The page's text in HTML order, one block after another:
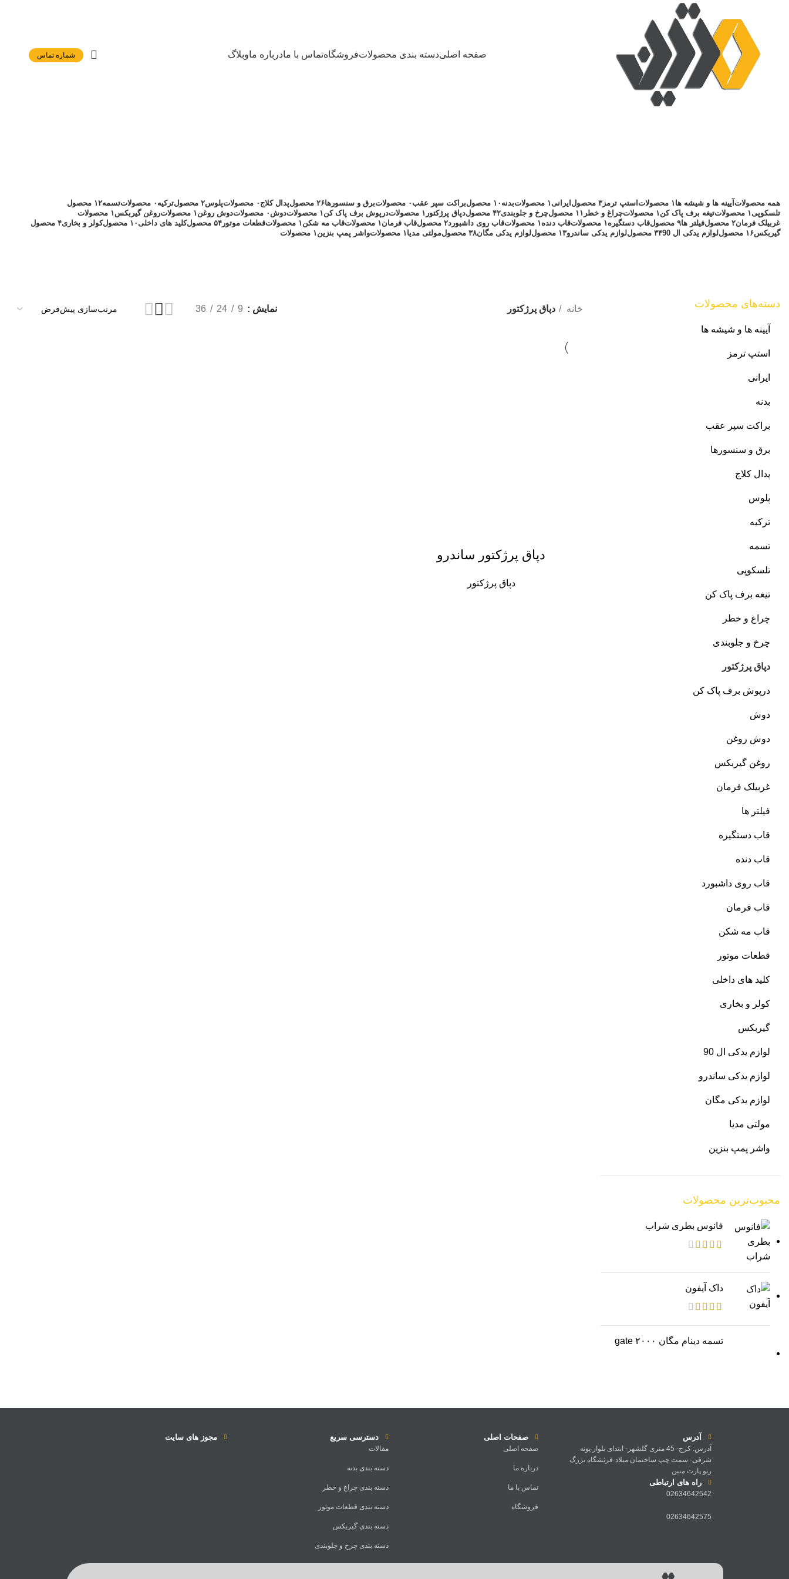
صفحه اصلیدسته بندی محصولاتفروشگاهتماس با مادرباره ماوبلاگ شماره تماس
همه محصولات آیینه ها و شیشه ها ۱ محصولات استپ ترمز ۳ محصول ایرانی۱ محصولات بدنه ۱۰ محصول براکت سپر عقب۰ محصولات برق و سنسورها۲۶ محصول پدال کلاج ۰ محصولات پلوس۲ محصول ترکیه ۰ محصولات تسمه۱۲ محصول
تلسکوپی۱ محصولات تیغه برف پاک کن ۱ محصولات چراغ و خطر ۱۱ محصول چرخ و جلوبندی۴۲ محصول دپاق پرژکتور ۱ محصولات درپوش برف پاک کن ۱ محصولات دوش ۰ محصولات دوش روغن ۱ محصولات روغن گیربکس ۱ محصولات
غربیلک فرمان۲ محصول فیلتر ها۹ محصول قاب دستگیره ۱ محصولات قاب دنده ۱ محصولات قاب روی داشبورد۲ محصول قاب فرمان ۱ محصولات قاب مه شکن ۱ محصولات قطعات موتور ۵۴ محصول کلید های داخلی۱۰ محصول کولر و بخاری۴ محصول
گیربکس۱۶ محصول لوازم یدکی ال 90 ۳۴ محصول لوازم یدکی ساندرو۱۳ محصول لوازم یدکی مگان۳۸ محصول مولتی مدیا ۱ محصولات واشر پمپ بنزین ۱ محصولات
دسته‌های محصولات
آیینه ها و شیشه ها
استپ ترمز
ایرانی
بدنه
براکت سپر عقب
برق و سنسورها
پدال کلاج
پلوس
ترکیه
تسمه
تلسکوپی
تیغه برف پاک کن
چراغ و خطر
چرخ و جلوبندی
دپاق پرژکتور
درپوش برف پاک کن
دوش
دوش روغن
روغن گیربکس
غربیلک فرمان
فیلتر ها
قاب دستگیره
قاب دنده
قاب روی داشبورد
قاب فرمان
قاب مه شکن
قطعات موتور
کلید های داخلی
کولر و بخاری
گیربکس
لوازم یدکی ال 90
لوازم یدکی ساندرو
لوازم یدکی مگان
مولتی مدیا
واشر پمپ بنزین
محبوب‌ترین محصولات
فانوس بطری شراب
داک آیفون
تسمه دینام مگان ۲۰۰۰ gate
خانه دپاق پرژکتور نمایش 9
24
36
دپاق پرژکتور ساندرو
دپاق پرژکتور
آدرس
آدرس: کرج- 45 متری گلشهر- ابتدای بلوار پونه
شرقی- سمت چپ ساختمان میلاد-فرئشگاه بزرگ
رنو پارت متین
راه های ارتباطی
02634642542
02634642575
صفحات اصلی
صفحه اصلی
درباره ما
تماس با ما
فروشگاه
دسترسی سریع
مقالات
دسته بندی بدنه
دسته بندی چراغ و خطر
دسته بندی قطعات موتور
دسته بندی گیربکس
دسته بندی چرخ و جلوبندی
مجوز های سایت